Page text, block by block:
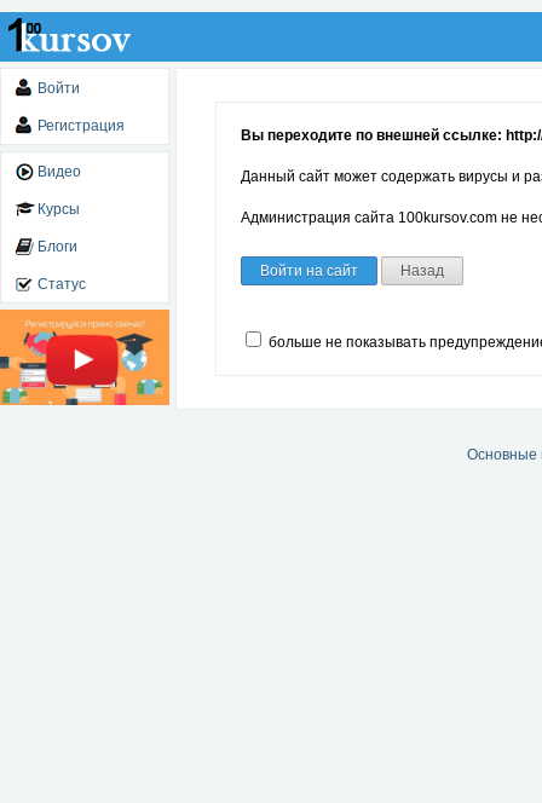
Войти
Регистрация
Видео
Курсы
Блоги
Статус
Вы переходите по внешней ссылке:
Данный сайт может содержать вирусы и
Администрация сайта 100kursov.com не
Войти на сайт Назад
больше не показывать
Основные